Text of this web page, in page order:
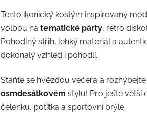
Tento ikonický kostým inspirovaný
volbou na tematické párty, retro
Pohodlný střih, lehký materiál a
dokonalý vzhled i pohodlí.
Staňte se hvězdou večera a
osmdesátkovém stylu! Pro ještě větší
čelenku, potítka a sportovní brýle.